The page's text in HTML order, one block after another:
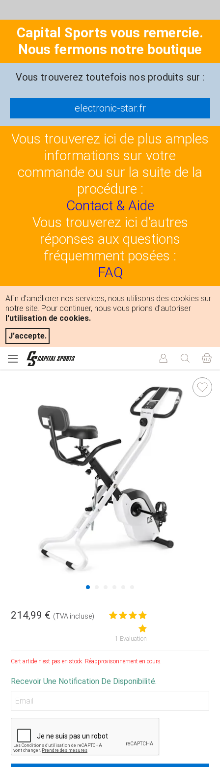
Capital Sports vous remercie.
Nous fermons notre boutique
Vous trouverez toutefois nos produits sur :
electronic-star.fr
Vous trouverez ici de plus amples
informations sur votre
commande ou sur la suite de la
procédure :
Contact & Aide
Vous trouverez ici d'autres
réponses aux questions
fréquemment posées :
FAQ
Afin d’améliorer nos services, nous utilisons des cookies sur
notre site. Pour continuer, nous vous prions d'autoriser
l'utilisation de cookies.
J'accepte.
214,99 € (TVA incluse)
1 Evaluation
Cert article n'est pas en stock. Réapprovisonnement en cours.
Recevoir Une Notification De Disponibilité.